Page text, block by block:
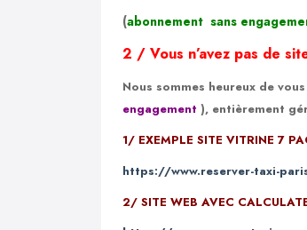
(abonnement sans
2 / Vous n’avez pas de
Nous sommes heureux de
engagement ), entièrement
1/ EXEMPLE SITE VITRINE 7
https://www.reserver-taxi-
2/ SITE WEB AVEC